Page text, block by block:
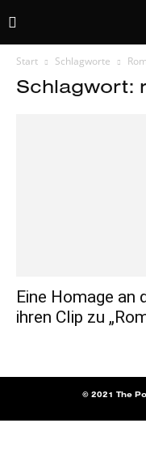
Start Schlagworte
Schlagwort:
Eine Homage an
ihren Clip zu
© 2021 The